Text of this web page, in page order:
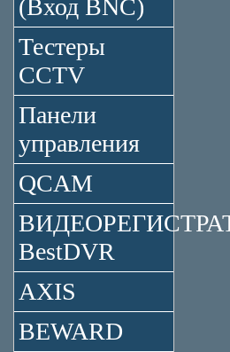
(Вход BNC)
Тестеры
CCTV
Панели
управления
QCAM
BestDVR
AXIS
BEWARD